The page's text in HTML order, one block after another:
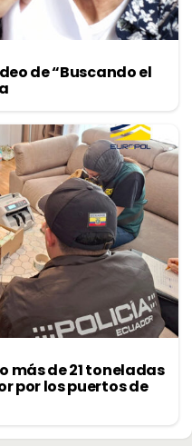
de “Buscando el
más de 21 toneladas
por los puertos de